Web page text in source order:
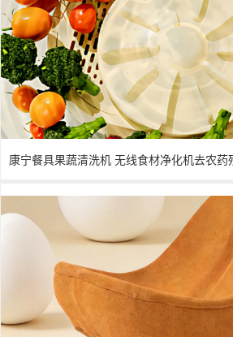
康宁餐具果蔬清洗机 无线食材净化机去农药